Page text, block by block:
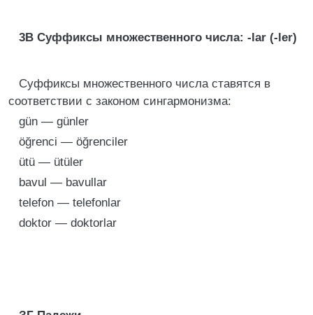
3В Суффиксы множественного числа: -lar (-ler)
Суффиксы множественного числа ставятся в
соответствии с законом сингармонизма:
gün — günler
öğrenci — öğrenciler
ütü — ütüler
bavul — bavullar
telefon — telefonlar
doktor — doktorlar